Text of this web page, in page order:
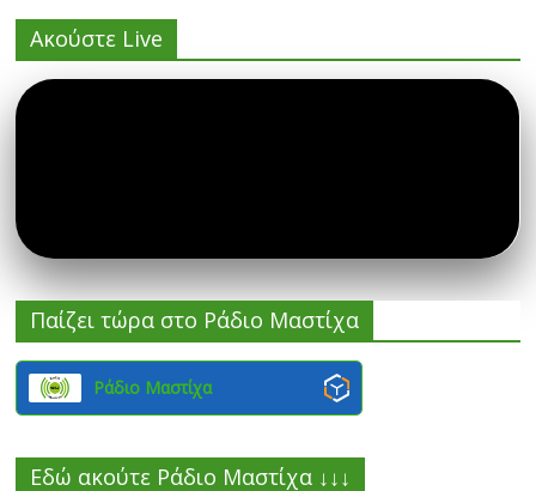
Ακούστε Live
Παίζει τώρα στο Ράδιο Μαστίχα
Ράδιο Μαστίχα
Εδώ ακούτε Ράδιο Μαστίχα ↓↓↓